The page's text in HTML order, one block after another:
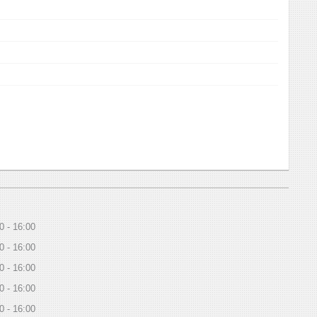
16:00
16:00
16:00
16:00
16:00